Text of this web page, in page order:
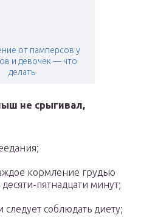
от памперсов у
и девочек — что
делать
не срыгивал,
кормление грудью
пятнадцати минут;
соблюдать диету;